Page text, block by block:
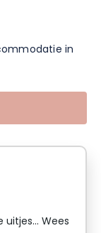
in
Wees